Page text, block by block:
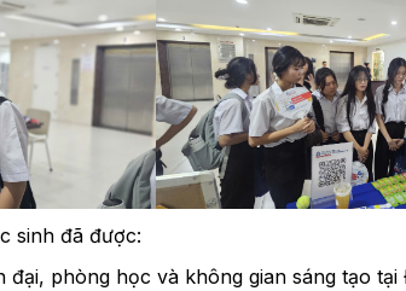
sinh đã được:
đại, phòng học và không gian sáng tạo